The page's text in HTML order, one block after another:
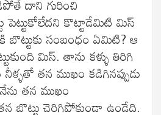
పెట్టుకోలేదని కొట్టాడేమిటి మిస్
సంబంధం ఏమిటి? ఆ
మిస్. తాను కళ్ళు తిరిగి
తన ముఖం కడిగినప్పుడు
తన ముఖం
బొట్టు చెరిగిపోకుండా ఉండేది.